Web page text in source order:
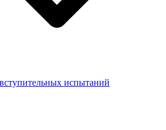
испытаний